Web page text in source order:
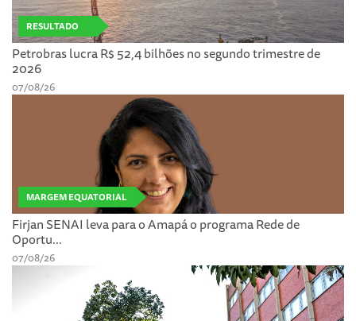
RESULTADO
Petrobras lucra R$ 52,4 bilhões no segundo trimestre de
2026
07/08/26
MARGEM EQUATORIAL
Firjan SENAI leva para o Amapá o programa Rede de
Oportu...
07/08/26